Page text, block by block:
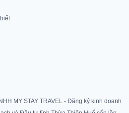
MY STAY TRAVEL - Đăng ký kinh doanh